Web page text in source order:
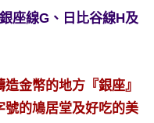
座線G、日比谷線H及
金幣的地方『銀座』
的鳩居堂及好吃的美